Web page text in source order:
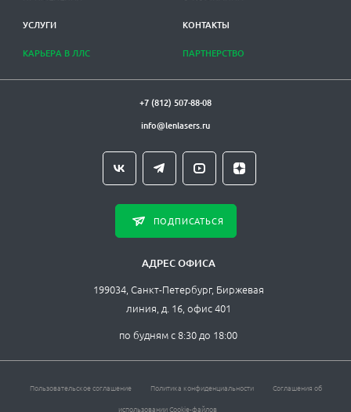
УСЛУГИ
КАРЬЕРА В ЛЛС
КОНТАКТЫ
ПАРТНЕРСТВО
+7 (812) 507-88-08
info@lenlasers.ru
ПОДПИСАТЬСЯ
АДРЕС ОФИСА
199034, Санкт-Петербург, Биржевая
линия, д. 16, офис 401
по будням с 8:30 до 18:00
Пользовательское соглашение Политика конфиденциальности
Соглашения об
использовании Cookie-файлов